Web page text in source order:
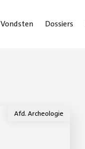
Vondsten Dossiers
Afd. Archeologie